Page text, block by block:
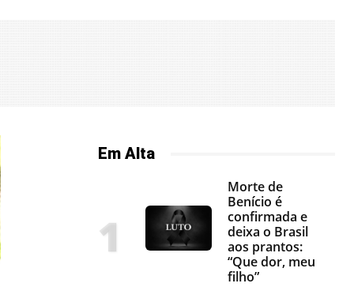
Em Alta
Morte de
Benício é
confirmada e
deixa o Brasil
aos prantos:
“Que dor, meu
filho”